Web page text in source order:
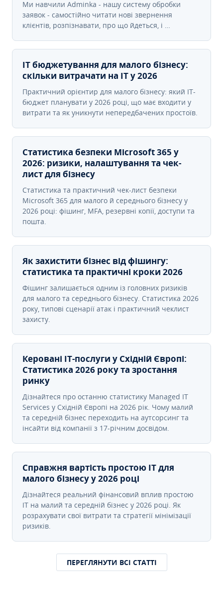
Ми навчили Adminka - нашу систему обробки
заявок - самостійно читати нові звернення
клієнтів, розпізнавати, про що йдеться, і …
IT бюджетування для малого бізнесу:
скільки витрачати на IT у 2026
Практичний орієнтир для малого бізнесу: який IT-
бюджет планувати у 2026 році, що має входити у
витрати та як уникнути непередбачених простоїв.
Статистика безпеки Microsoft 365 у
2026: ризики, налаштування та чек-
лист для бізнесу
Статистика та практичний чек-лист безпеки
Microsoft 365 для малого й середнього бізнесу у
2026 році: фішинг, MFA, резервні копії, доступи та
пошта.
Як захистити бізнес від фішингу:
статистика та практичні кроки 2026
Фішинг залишається одним із головних ризиків
для малого та середнього бізнесу. Статистика 2026
року, типові сценарії атак і практичний чеклист
захисту.
Керовані ІТ-послуги у Східній Європі:
Статистика 2026 року та зростання
ринку
Дізнайтеся про останню статистику Managed IT
Services у Східній Європі на 2026 рік. Чому малий
та середній бізнес переходить на аутсорсинг та
інсайти від компанії з 17-річним досвідом.
Справжня вартість простою IT для
малого бізнесу у 2026 році
Дізнайтеся реальний фінансовий вплив простою
IT на малий та середній бізнес у 2026 році. Як
розрахувати свої витрати та стратегії мінімізації
ризиків.
ПЕРЕГЛЯНУТИ ВСІ СТАТТІ